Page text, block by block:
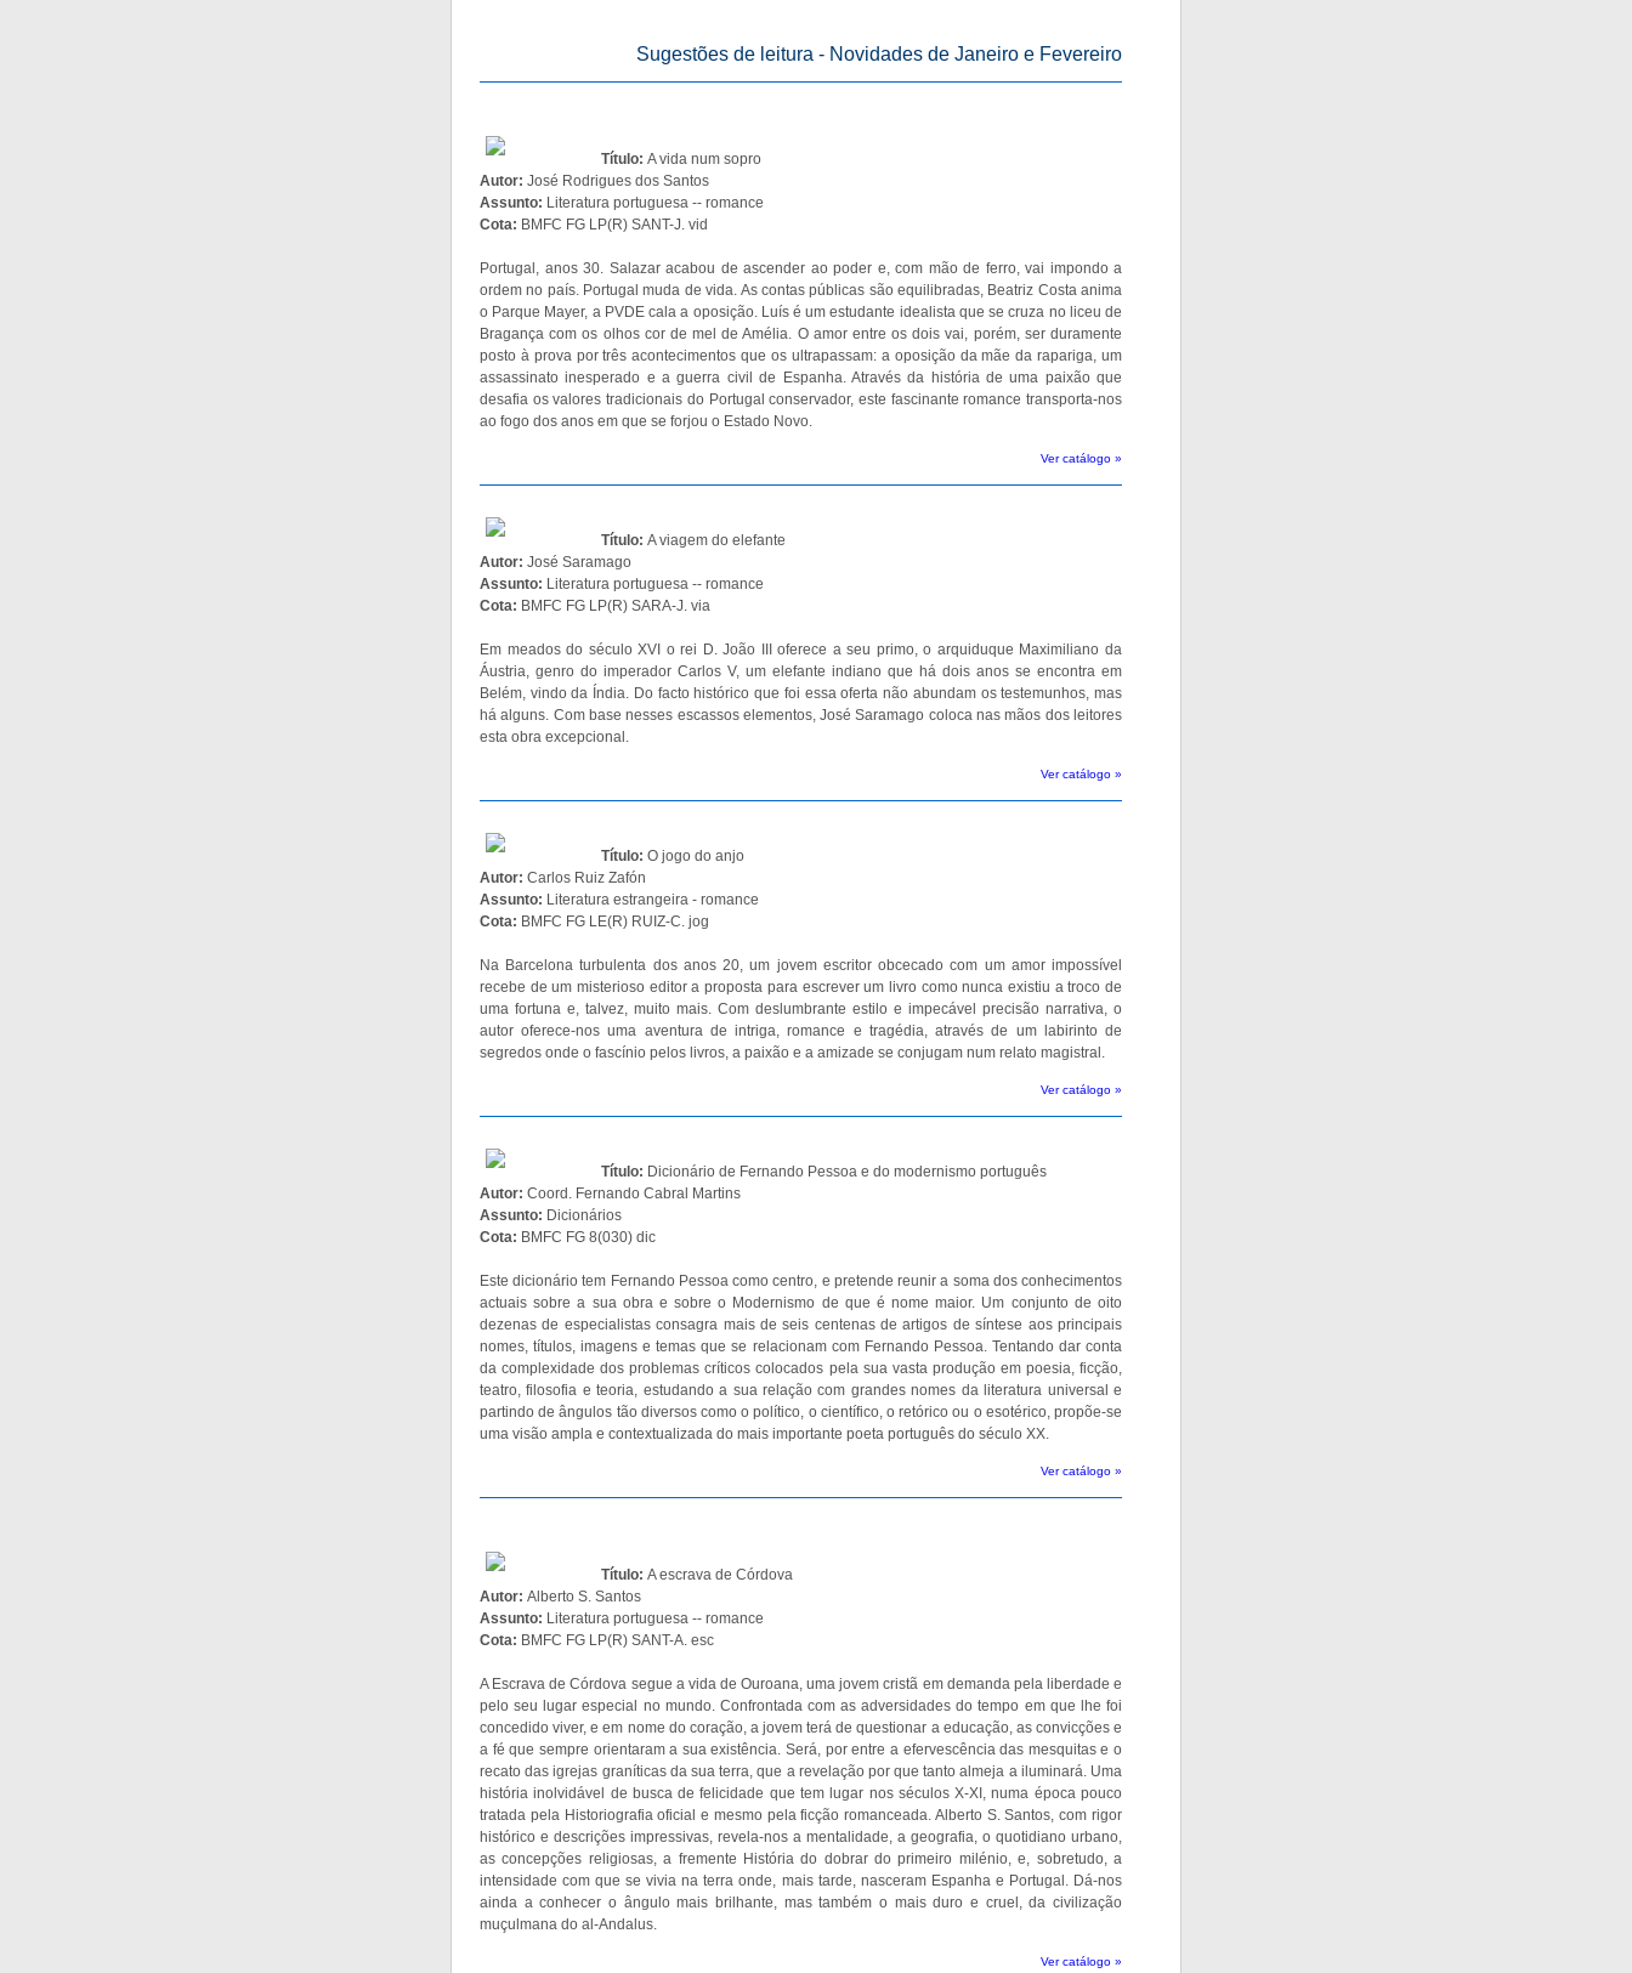
Sugestões de leitura - Novidades de Janeiro e Fevereiro
Título: A vida num sopro
Autor: José Rodrigues dos Santos
Assunto: Literatura portuguesa -- romance
Cota: BMFC FG LP(R) SANT-J. vid
Portugal, anos 30. Salazar acabou de ascender ao poder e, com mão de ferro, vai impondo a
ordem no país. Portugal muda de vida. As contas públicas são equilibradas, Beatriz Costa anima
o Parque Mayer, a PVDE cala a oposição. Luís é um estudante idealista que se cruza no liceu de
Bragança com os olhos cor de mel de Amélia. O amor entre os dois vai, porém, ser duramente
posto à prova por três acontecimentos que os ultrapassam: a oposição da mãe da rapariga, um
assassinato inesperado e a guerra civil de Espanha. Através da história de uma paixão que
desafia os valores tradicionais do Portugal conservador, este fascinante romance transporta-nos
ao fogo dos anos em que se forjou o Estado Novo.
Ver catálogo »
Título: A viagem do elefante
Autor: José Saramago
Assunto: Literatura portuguesa -- romance
Cota: BMFC FG LP(R) SARA-J. via
Em meados do século XVI o rei D. João III oferece a seu primo, o arquiduque Maximiliano da
Áustria, genro do imperador Carlos V, um elefante indiano que há dois anos se encontra em
Belém, vindo da Índia. Do facto histórico que foi essa oferta não abundam os testemunhos, mas
há alguns. Com base nesses escassos elementos, José Saramago coloca nas mãos dos leitores
esta obra excepcional.
Ver catálogo »
Título: O jogo do anjo
Autor: Carlos Ruiz Zafón
Assunto: Literatura estrangeira - romance
Cota: BMFC FG LE(R) RUIZ-C. jog
Na Barcelona turbulenta dos anos 20, um jovem escritor obcecado com um amor impossível
recebe de um misterioso editor a proposta para escrever um livro como nunca existiu a troco de
uma fortuna e, talvez, muito mais. Com deslumbrante estilo e impecável precisão narrativa, o
autor oferece-nos uma aventura de intriga, romance e tragédia, através de um labirinto de
segredos onde o fascínio pelos livros, a paixão e a amizade se conjugam num relato magistral.
Ver catálogo »
Título: Dicionário de Fernando Pessoa e do modernismo português
Autor: Coord. Fernando Cabral Martins
Assunto: Dicionários
Cota: BMFC FG 8(030) dic
Este dicionário tem Fernando Pessoa como centro, e pretende reunir a soma dos conhecimentos
actuais sobre a sua obra e sobre o Modernismo de que é nome maior. Um conjunto de oito
dezenas de especialistas consagra mais de seis centenas de artigos de síntese aos principais
nomes, títulos, imagens e temas que se relacionam com Fernando Pessoa. Tentando dar conta
da complexidade dos problemas críticos colocados pela sua vasta produção em poesia, ficção,
teatro, filosofia e teoria, estudando a sua relação com grandes nomes da literatura universal e
partindo de ângulos tão diversos como o político, o científico, o retórico ou o esotérico, propõe-se
uma visão ampla e contextualizada do mais importante poeta português do século XX.
Ver catálogo »
Título: A escrava de Córdova
Autor: Alberto S. Santos
Assunto: Literatura portuguesa -- romance
Cota: BMFC FG LP(R) SANT-A. esc
A Escrava de Córdova segue a vida de Ouroana, uma jovem cristã em demanda pela liberdade e
pelo seu lugar especial no mundo. Confrontada com as adversidades do tempo em que lhe foi
concedido viver, e em nome do coração, a jovem terá de questionar a educação, as convicções e
a fé que sempre orientaram a sua existência. Será, por entre a efervescência das mesquitas e o
recato das igrejas graníticas da sua terra, que a revelação por que tanto almeja a iluminará. Uma
história inolvidável de busca de felicidade que tem lugar nos séculos X-XI, numa época pouco
tratada pela Historiografia oficial e mesmo pela ficção romanceada. Alberto S. Santos, com rigor
histórico e descrições impressivas, revela-nos a mentalidade, a geografia, o quotidiano urbano,
as concepções religiosas, a fremente História do dobrar do primeiro milénio, e, sobretudo, a
intensidade com que se vivia na terra onde, mais tarde, nasceram Espanha e Portugal. Dá-nos
ainda a conhecer o ângulo mais brilhante, mas também o mais duro e cruel, da civilização
muçulmana do al-Andalus.
Ver catálogo »